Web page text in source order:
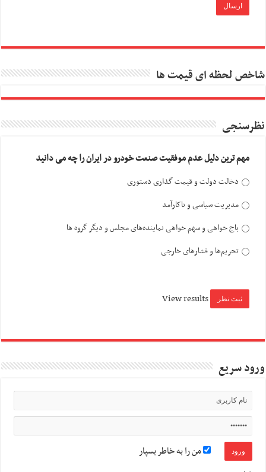
شاخص لحظه ای قیمت ها
نظرسنجی
مهم ترین دلیل عدم موفقیت صنعت خودرو در ایران را چه می دانید
دخالت دولت و قیمت گذاری دستوری
مدیریت سیاسی و ناکارآمد
باج خواهی و سهم خواهی نماینده‌های مجلس و دیگر گروه ها
تحریم‌ها و فشارهای خارجی
View results
ورود سریع
من را به خاطر بسپار